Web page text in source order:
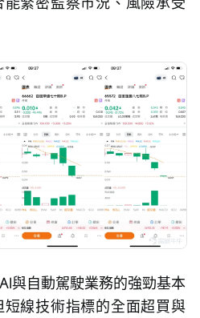
與自動駕駛業務的強勁基本
線技術指標的全面超買與